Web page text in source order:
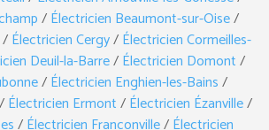
/Électricien Beaumont-sur-Oise/
/Électricien Cergy/Électricien Cormeilles-
Deuil-la-Barre/Électricien Domont/
/Électricien Enghien-les-Bains/
Électricien Ermont/Électricien Ézanville/
/Électricien Franconville/Électricien